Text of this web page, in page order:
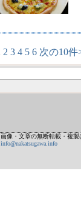
2 3 4 5 6 次の10件
画像・文章の無断転載・複製
info@nakatsugawa.info